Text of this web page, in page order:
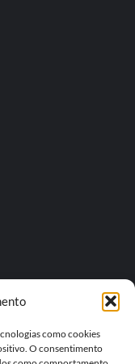
como cookies
O consentimento